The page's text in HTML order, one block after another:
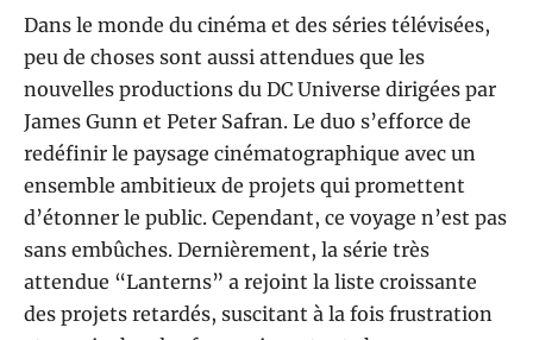
Dans le monde du cinéma et des séries télévisées,
peu de choses sont aussi attendues que les
nouvelles productions du DC Universe dirigées par
James Gunn et Peter Safran. Le duo s’efforce de
redéfinir le paysage cinématographique avec un
ensemble ambitieux de projets qui promettent
d’étonner le public. Cependant, ce voyage n’est pas
sans embûches. Dernièrement, la série très
attendue “Lanterns” a rejoint la liste croissante
des projets retardés, suscitant à la fois frustration